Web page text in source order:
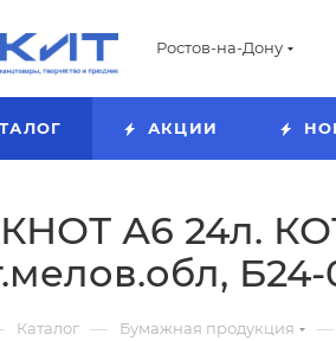
Ростов-на-Дону
АКЦИИ
А6 24л.
Б24-
Каталог — Бумажная продукция —